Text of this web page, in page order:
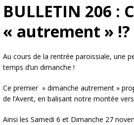
BULLETIN 206 :
« autrement » !?
Au cours de la rentrée paroissiale, une
temps d’un dimanche !
Ce premier » dimanche autrement »
de l’Avent, en balisant notre montée
Ainsi les Samedi 6 et Dimanche 27